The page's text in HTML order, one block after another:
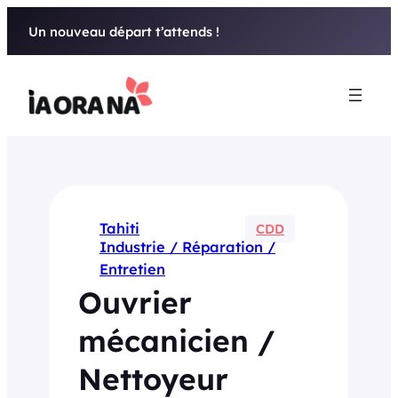
Un nouveau départ t’attends !
Tahiti CDD
Industrie / Réparation /
Entretien
Ouvrier
mécanicien /
Nettoyeur